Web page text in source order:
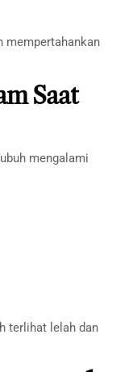
mempertahankan
Saat
mengalami
terlihat lelah dan